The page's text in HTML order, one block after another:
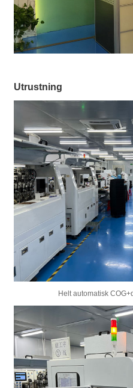
Utrustning
Helt automatisk